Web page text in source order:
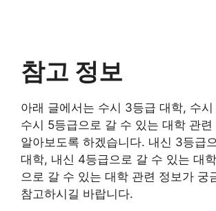
참고 정보
아래 글에서는 수시 3등급 대학, 수
수시 5등급으로 갈 수 있는 대학 관련
알아보도록 하겠습니다. 내신 3등급
대학, 내신 4등급으로 갈 수 있는 대
으로 갈 수 있는 대학 관련 정보가 궁
참고하시길 바랍니다.